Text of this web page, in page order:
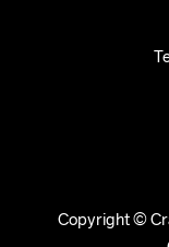
Copyright ©